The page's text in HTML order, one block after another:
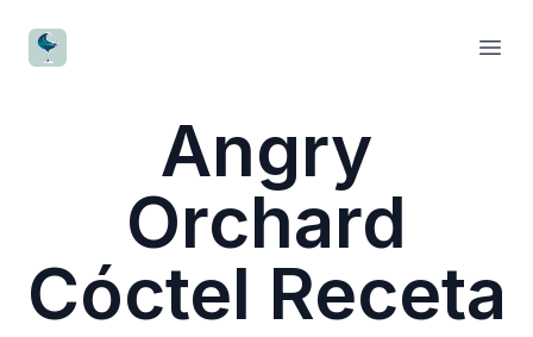
CocktailWave
Angry
Orchard
Cóctel Receta